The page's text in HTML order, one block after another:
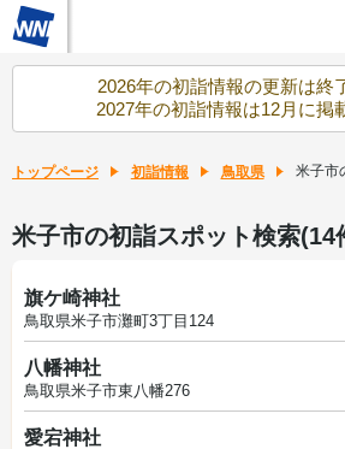
2026年の初詣情報の更新は終
2027年の初詣情報は12月に掲
トップページ 初詣情報 鳥取県 米子市
米子市の初詣スポット検索(14
旗ケ崎神社
鳥取県米子市灘町3丁目124
八幡神社
鳥取県米子市東八幡276
愛宕神社